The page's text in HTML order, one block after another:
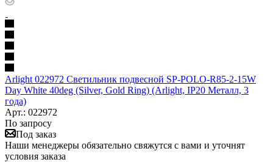
Arlight 022972 Светильник подвесной SP-POLO-R85-2-15W
Day White 40deg (Silver, Gold Ring) (Arlight, IP20 Металл, 3
года)
Арт.: 022972
По запросу
Под заказ
Наши менеджеры обязательно свяжутся с вами и уточнят
условия заказа